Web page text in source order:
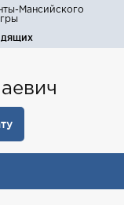
Мансийского